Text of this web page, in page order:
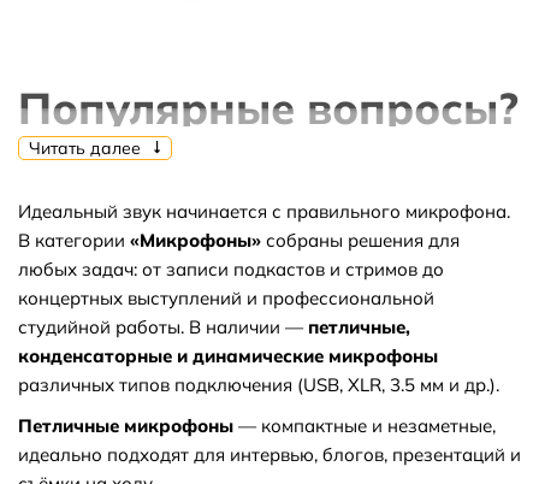
Популярные вопросы?
⭐Какие самые популярные товары в
категории микрофоны?
⬇ Какие самые дешёвые товары в
Читать далее
Идеальный звук начинается с правильного микрофона.
В категории «Микрофоны» собраны решения для
любых задач: от записи подкастов и стримов до
концертных выступлений и профессиональной
студийной работы. В наличии — петличные,
конденсаторные и динамические микрофоны
различных типов подключения (USB, XLR, 3.5 мм и др.).
Петличные микрофоны — компактные и незаметные,
идеально подходят для интервью, блогов, презентаций и